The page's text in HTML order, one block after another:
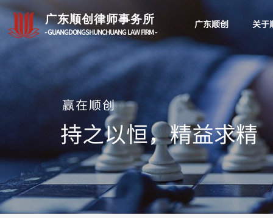
广东顺创律师事务所
- GUANGDONGSHUNCHUANG LAW FIRM -
广东顺创 关于
持之以恒，精益求精​
赢在顺创